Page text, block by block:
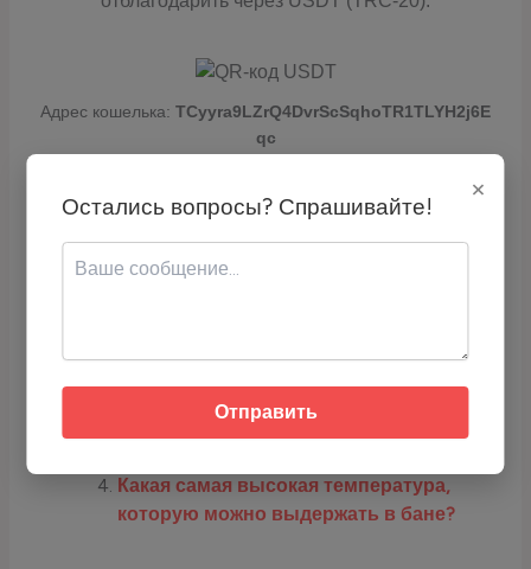
Адрес кошелька: TCyyra9LZrQ4DvrScSqhoTR1TLYH2j6E
qc
Скопируйте адрес или используйте QR-код для перевода USDT.
Про Бани, Печи, Сауны:
Какая температура воздуха в римской
Как правильно париться в римской
сауне?
Какая самая высокая температура,
которую можно выдержать в бане?
×
Остались вопросы? Спрашивайте!
Отправить